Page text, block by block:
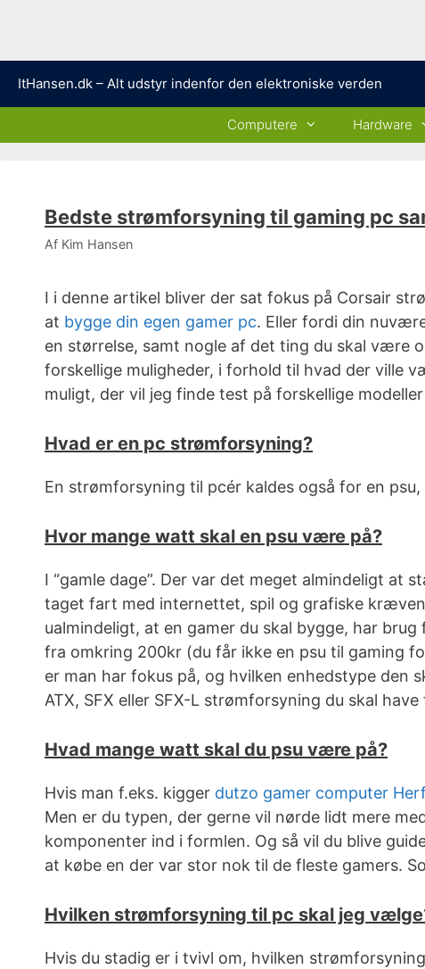
ItHansen.dk – Alt udstyr indenfor den elektroniske verden
Computere Hardware
Bedste strømforsyning til gaming pc
Af Kim Hansen
I i denne artikel bliver der sat fokus på Corsair
at bygge din egen gamer pc. Eller fordi din
en størrelse, samt nogle af det ting du skal være
forskellige muligheder, i forhold til hvad der ville
muligt, der vil jeg finde test på forskellige
Hvad er en pc strømforsyning?
En strømforsyning til pcér kaldes også for en
Hvor mange watt skal en psu være på?
I “gamle dage”. Der var det meget almindeligt
taget fart med internettet, spil og grafiske
ualmindeligt, at en gamer du skal bygge, har
fra omkring 200kr (du får ikke en psu til gaming
er man har fokus på, og hvilken enhedstype den
ATX, SFX eller SFX-L strømforsyning du skal
Hvad mange watt skal du psu være på?
Hvis man f.eks. kigger dutzo gamer computer
Men er du typen, der gerne vil nørde lidt mere
komponenter ind i formlen. Og så vil du blive
at købe en der var stor nok til de fleste gamers.
Hvilken strømforsyning til pc skal jeg
Hvis du stadig er i tvivl om, hvilken